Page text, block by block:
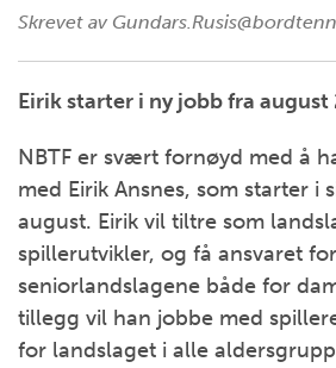
Skrevet av
Eirik starter i ny jobb fra august
NBTF er svært fornøyd med å
med Eirik Ansnes, som starter i
august. Eirik vil tiltre som
spillerutvikler, og få ansvaret for
seniorlandslagene både for
tillegg vil han jobbe med
for landslaget i alle